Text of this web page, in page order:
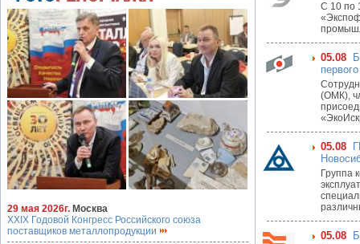
29 мая 2026г. Москва
XXIX Годовой Конгресс Российского союза
поставщиков металлопродукции
С 10 по
05.08
(ОМК),
05.08
Группа
05.08